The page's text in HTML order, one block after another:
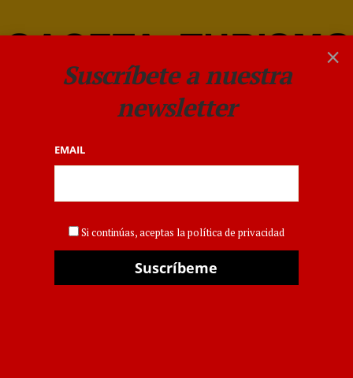
candidatura oficial a
Itinerario Cultural Europeo
CULTURA,EVENTOS
×
Suscríbete a nuestra
newsletter
EMAIL
Si continúas, aceptas la política de privacidad